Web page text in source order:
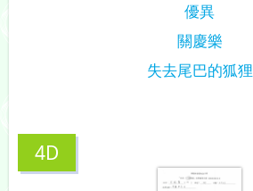
優異
關慶樂
失去尾巴的狐狸
4D